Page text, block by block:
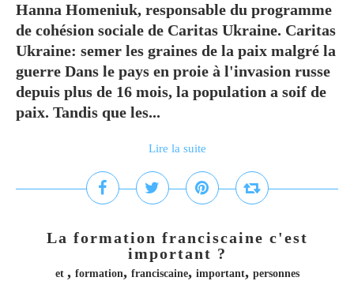
Hanna Homeniuk, responsable du programme
de cohésion sociale de Caritas Ukraine. Caritas
Ukraine: semer les graines de la paix malgré la
guerre Dans le pays en proie à l'invasion russe
depuis plus de 16 mois, la population a soif de
paix. Tandis que les...
Lire la suite
La formation franciscaine c'est
important ?
et , formation, franciscaine, important, personnes